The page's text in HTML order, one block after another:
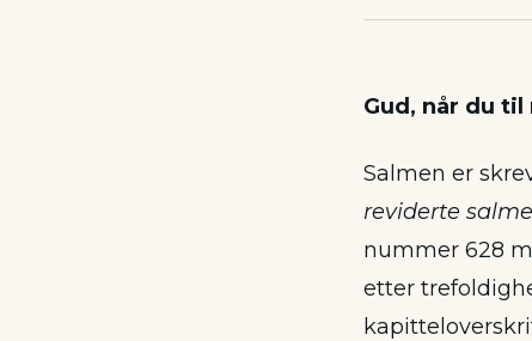
Gud, når du
Salmen er
reviderte
nummer 628
etter